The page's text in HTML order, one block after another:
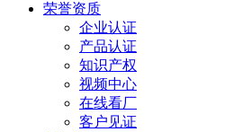
荣誉资质
企业认证
产品认证
知识产权
视频中心
在线看厂
客户见证